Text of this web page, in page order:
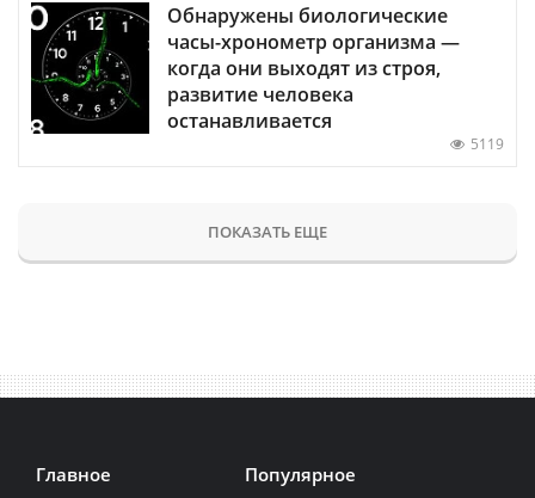
Обнаружены биологические
часы-хронометр организма —
когда они выходят из строя,
развитие человека
останавливается
5119
ПОКАЗАТЬ ЕЩЕ
Главное Популярное